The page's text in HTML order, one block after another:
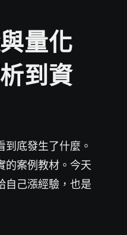
量化
到資
底發生了什麼。
的案例教材。今天
自己漲經驗，也是